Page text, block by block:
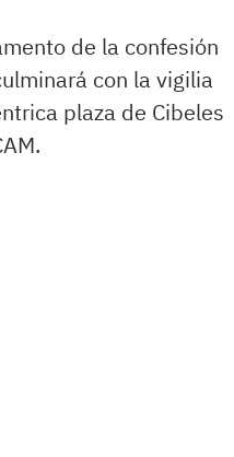
de la confesión
con la vigilia
plaza de Cibeles